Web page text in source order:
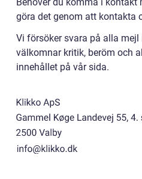
göra det genom att kontakta
Vi försöker svara på alla
välkomnar kritik, beröm och
innehållet på vår sida.